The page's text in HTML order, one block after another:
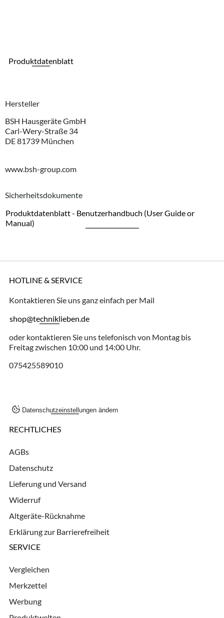
Produktdatenblatt
Hersteller
BSH Hausgeräte GmbH
Carl-Wery-Straße 34
DE 81739 München
www.bsh-group.com
Sicherheitsdokumente
Produktdatenblatt - Benutzerhandbuch (User Guide or
Manual)
HOTLINE & SERVICE
Kontaktieren Sie uns ganz einfach per Mail
shop@techniklieben.de
oder kontaktieren Sie uns telefonisch von Montag bis
Freitag zwischen 10:00 und 14:00 Uhr.
075425589010
Datenschutzeinstellungen ändern
RECHTLICHES
AGBs
Datenschutz
Lieferung und Versand
Widerruf
Altgeräte-Rücknahme
Erklärung zur Barrierefreiheit
SERVICE
Vergleichen
Merkzettel
Werbung